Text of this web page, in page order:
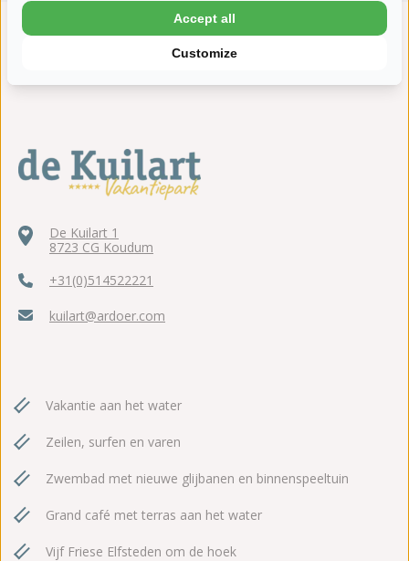
"Nog meer waterpret voor jong & oud!"
De Kuilart 1
8723 CG Koudum
+31(0)514522221
kuilart@ardoer.com
Vakantie aan het water
Zeilen, surfen en varen
Zwembad met nieuwe glijbanen en binnenspeeltuin
Grand café met terras aan het water
Vijf Friese Elfsteden om de hoek
Customize
Accept all